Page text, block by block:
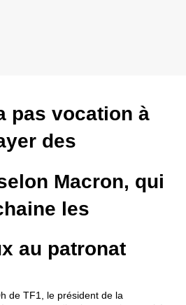
pas vocation à
des
Macron, qui
les
au patronat
de TF1, le président de la